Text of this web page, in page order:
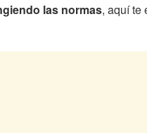
las normas, aquí te